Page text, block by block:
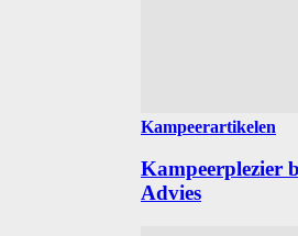
Kampeerartikelen
Kampeerplezier
Advies